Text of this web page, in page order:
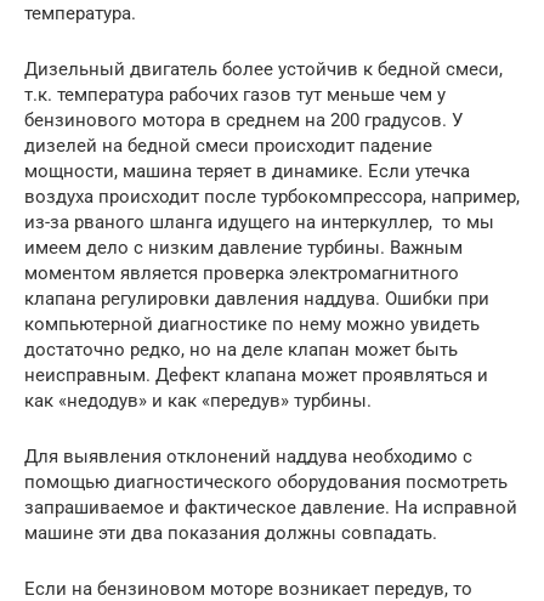
температура.
Дизельный двигатель более устойчив к бедной смеси,
т.к. температура рабочих газов тут меньше чем у
бензинового мотора в среднем на 200 градусов. У
дизелей на бедной смеси происходит падение
мощности, машина теряет в динамике. Если утечка
воздуха происходит после турбокомпрессора, например,
из-за рваного шланга идущего на интеркуллер, то мы
имеем дело с низким давление турбины. Важным
моментом является проверка электромагнитного
клапана регулировки давления наддува. Ошибки при
компьютерной диагностике по нему можно увидеть
достаточно редко, но на деле клапан может быть
неисправным. Дефект клапана может проявляться и
как «недодув» и как «передув» турбины.
Для выявления отклонений наддува необходимо с
помощью диагностического оборудования посмотреть
запрашиваемое и фактическое давление. На исправной
машине эти два показания должны совпадать.
Если на бензиновом моторе возникает передув, то